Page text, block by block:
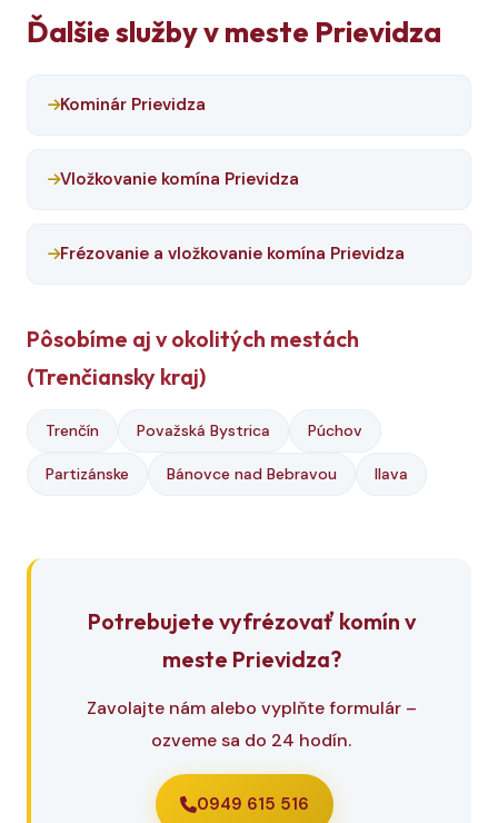
Ďalšie služby v meste Prievidza
Kominár Prievidza
Vložkovanie komína Prievidza
Frézovanie a vložkovanie komína Prievidza
Pôsobíme aj v okolitých mestách
(Trenčiansky kraj)
Trenčín Považská Bystrica Púchov
Partizánske Bánovce nad Bebravou Ilava
Potrebujete vyfrézovať komín v
meste Prievidza?
Zavolajte nám alebo vyplňte formulár –
ozveme sa do 24 hodín.
0949 615 516